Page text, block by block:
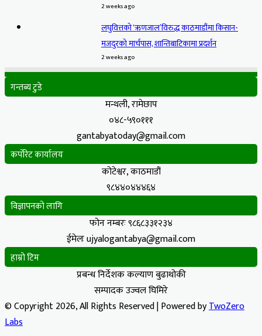
2 weeks ago
लघुवित्तको ‘ऋणजाल’विरुद्ध काठमाडौंमा किसान-
मजदुरको मार्चपास, शान्तिबाटिकामा प्रदर्शन
2 weeks ago
गन्तब्य टुडे
मन्थली, रामेछाप
०४८-५९०१११
gantabyatoday@gmail.com
कर्पोरेट कार्यालय
कोटेश्वर, काठमाडौं
९८४४०४४४६४
विज्ञापनको लागि
फोन नम्बरः ९८६८३३१२३४
ईमेलः ujyalogantabya@gmail.com
हाम्रो टिम
प्रबन्ध निर्देशक कल्याण बुढाथोकी
सम्पादक उज्वल घिमिरे
© Copyright 2026, All Rights Reserved | Powered byTwoZero
Labs